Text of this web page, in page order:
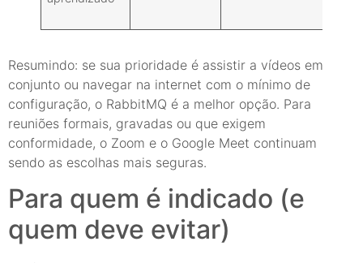
Resumindo: se sua prioridade é assistir a vídeos em
conjunto ou navegar na internet com o mínimo de
configuração, o RabbitMQ é a melhor opção. Para
reuniões formais, gravadas ou que exigem
conformidade, o Zoom e o Google Meet continuam
sendo as escolhas mais seguras.
Para quem é indicado (e
quem deve evitar)